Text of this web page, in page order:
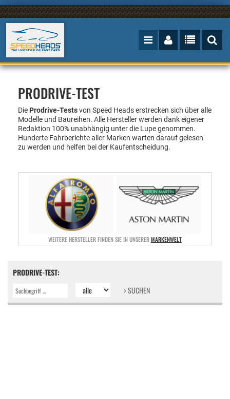
PRODRIVE-TEST
Die Prodrive-Testsvon Speed Heads erstrecken sich über alle
Modelle und Baureihen. Alle Hersteller werden dank eigener
Redaktion 100% unabhängig unter die Lupe genommen.
Hunderte Fahrberichte aller Marken warten darauf gelesen
zu werden und helfen bei der Kaufentscheidung.
WEITERE HERSTELLER FINDEN SIE IN UNSERERMARKENWELT
PRODRIVE-TEST:
SUCHEN